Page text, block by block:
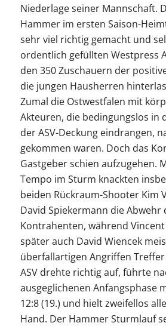
Niederlage seiner Mannschaft.
Hammer im ersten Saison-
sehr viel richtig gemacht und
ordentlich gefüllten Westpress
den 350 Zuschauern der
die jungen Hausherren
Zumal die Ostwestfalen mit
Akteuren, die bedingungslos in
der ASV-Deckung eindrangen,
gekommen waren. Doch das
Gastgeber schien aufzugehen.
Tempo im Sturm knackten
beiden Rückraum-Shooter Kim
David Spiekermann die Abwehr
Kontrahenten, während
später auch David Wiencek
überfallartigen Angriffen
ASV drehte richtig auf, führte
ausgeglichenen Anfangsphase
12:8 (19.) und hielt zweifellos
Hand. Der Hammer Sturmlauf